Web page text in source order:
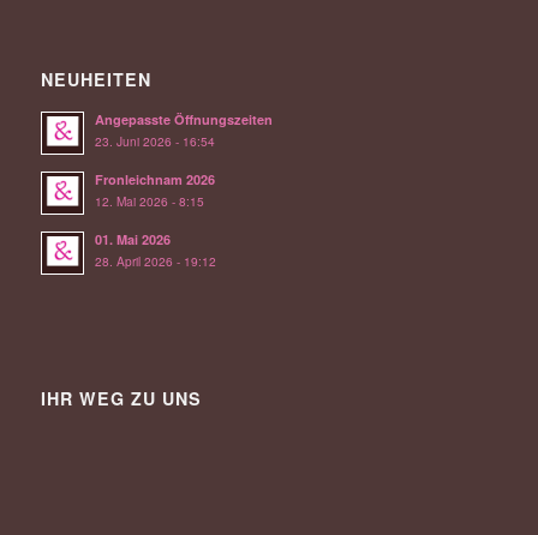
NEUHEITEN
Angepasste Öffnungszeiten
23. Juni 2026 - 16:54
Fronleichnam 2026
12. Mai 2026 - 8:15
01. Mai 2026
28. April 2026 - 19:12
IHR WEG ZU UNS